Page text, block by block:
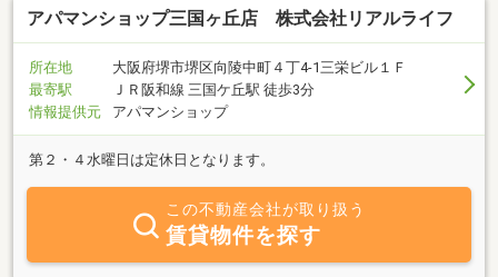
アパマンショップ三国ヶ丘店 株式会社リアルライフ
所在地
大阪府堺市堺区向陵中町４丁4-1三栄ビル１Ｆ
最寄駅
ＪＲ阪和線 三国ケ丘駅 徒歩3分
情報提供元
アパマンショップ
第２・４水曜日は定休日となります。
この不動産会社が取り扱う
賃貸物件を探す